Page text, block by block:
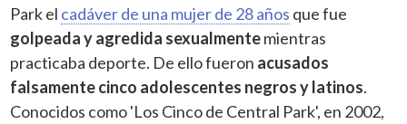
Park el cadáver de una mujer de 28 años que fue
golpeada y agredida sexualmentemientras
practicaba deporte. De ello fueron acusados
falsamente cinco adolescentes negros y latinos.
Conocidos como 'Los Cinco de Central Park', en 2002,